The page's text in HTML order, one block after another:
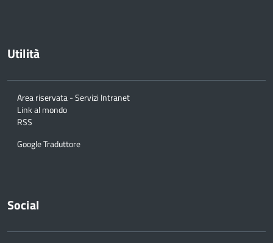
Utilità
Area riservata - Servizi Intranet
Link al mondo
RSS
Google Traduttore
Social